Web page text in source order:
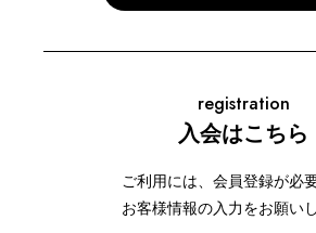
registration
入会はこちら
ご利用には、会員登録が必
お客様情報の入力をお願いし